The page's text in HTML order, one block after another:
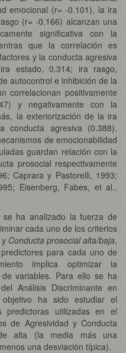
emocional (r= -0.101), la ira
(r= -0.166) alcanzan una
significativa con la
que la correlación es
y la conducta agresiva
estado, 0.314; ira rasgo,
autocontrol e inhibición de la
correlacionan positivamente
y negativamente con la
la exteriorización de la ira
conducta agresiva (0.388).
de emocionabilidad
guardan relación con la
prosocial respectivamente
Caprara y Pastorelli, 1993;
Eisenberg, Fabes, et al.,
se ha analizado la fuerza de
cada uno de los criterios
y Conducta prosocial alta/baja,
para cada uno de
implica optimizar la
variables. Para ello se ha
Análisis Discriminante en
ha sido estudiar el
predictoras utilizadas en el
de Agresividad y Conducta
alta (la media más una
una desviación típica).